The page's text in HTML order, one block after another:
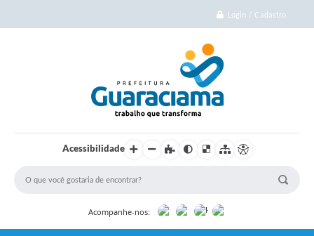
Login / Cadastro
Acessibilidade
Acompanhe-nos: